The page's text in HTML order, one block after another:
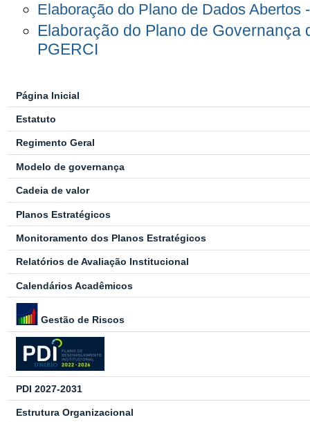
Elaboração do Plano de Dados Abertos
Elaboração do Plano de
PGERCI
Página Inicial
Estatuto
Regimento Geral
Modelo de governança
Cadeia de valor
Planos Estratégicos
Monitoramento dos Planos Estratégicos
Relatórios de Avaliação Institucional
Calendários Acadêmicos
Gestão de Riscos
PDI 2027-2031
Estrutura Organizacional